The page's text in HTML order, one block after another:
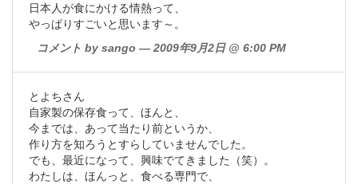
日本人が食にかける情熱って、
やっぱりすごいと思います～。
コメント by sango — 2009年9月2日 @ 6:00 PM
とよちさん
自家製の保存食って、ほんと、
今までは、あって当たり前というか、
作り方を知ろうとすらしていませんでした。
でも、最近になって、興味でてきました（笑）。
わたしは、ほんっと、食べる専門で、